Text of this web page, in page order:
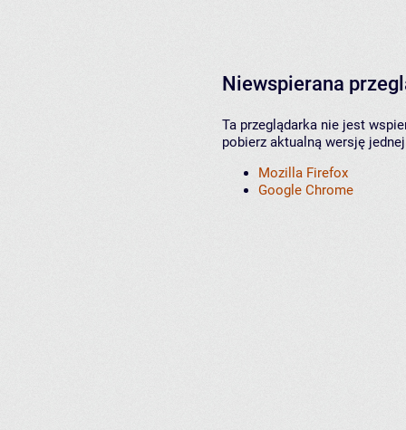
Niewspierana
Ta przeglądarka nie jest
pobierz aktualną wersję
Mozilla Firefox
Google Chrome